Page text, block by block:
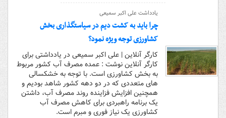
یادداشت علی اکبر سمیعی
چرا باید به کشت دیم در سیاستگذاری بخش
کشاورزی توجه ویژه نمود؟
کارگر آنلاین | علی اکبر سمیعی در یادداشتی برای
کارگر آنلاین نوشت : عمده مصرف آب کشور مربوط
به بخش کشاورزی است. با توجه به خشکسالی
های متعددی که در دو دهه کشور شاهد بودیم و
همچنین افزایش فزاینده روند مصرف آب، داشتن
یک برنامه راهبردی برای کاهش مصرف آب
کشاورزی یک نیاز فوری و مبرم است.